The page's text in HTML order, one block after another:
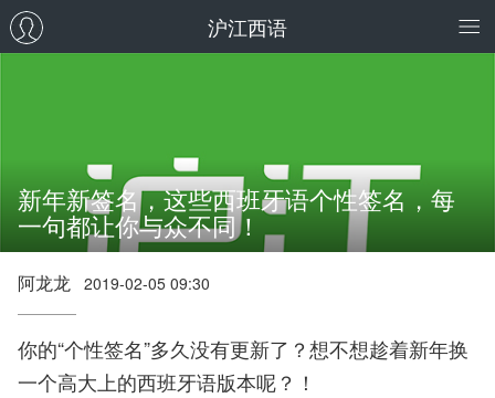
沪江西语
新年新签名，这些西班牙语个性签名，每
一句都让你与众不同！
阿龙龙 2019-02-05 09:30
你的“个性签名”多久没有更新了？想不想趁着新年换
一个高大上的西班牙语版本呢？！